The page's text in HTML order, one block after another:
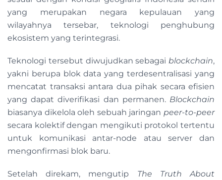
yang merupakan negara kepulauan yang
wilayahnya tersebar, teknologi penghubung
ekosistem yang terintegrasi.
Teknologi tersebut diwujudkan sebagai blockchain,
yakni berupa blok data yang terdesentralisasi yang
mencatat transaksi antara dua pihak secara efisien
yang dapat diverifikasi dan permanen. Blockchain
biasanya dikelola oleh sebuah jaringan peer-to-peer
secara kolektif dengan mengikuti protokol tertentu
untuk komunikasi antar-node atau server dan
mengonfirmasi blok baru.
Setelah direkam, mengutip The Truth About